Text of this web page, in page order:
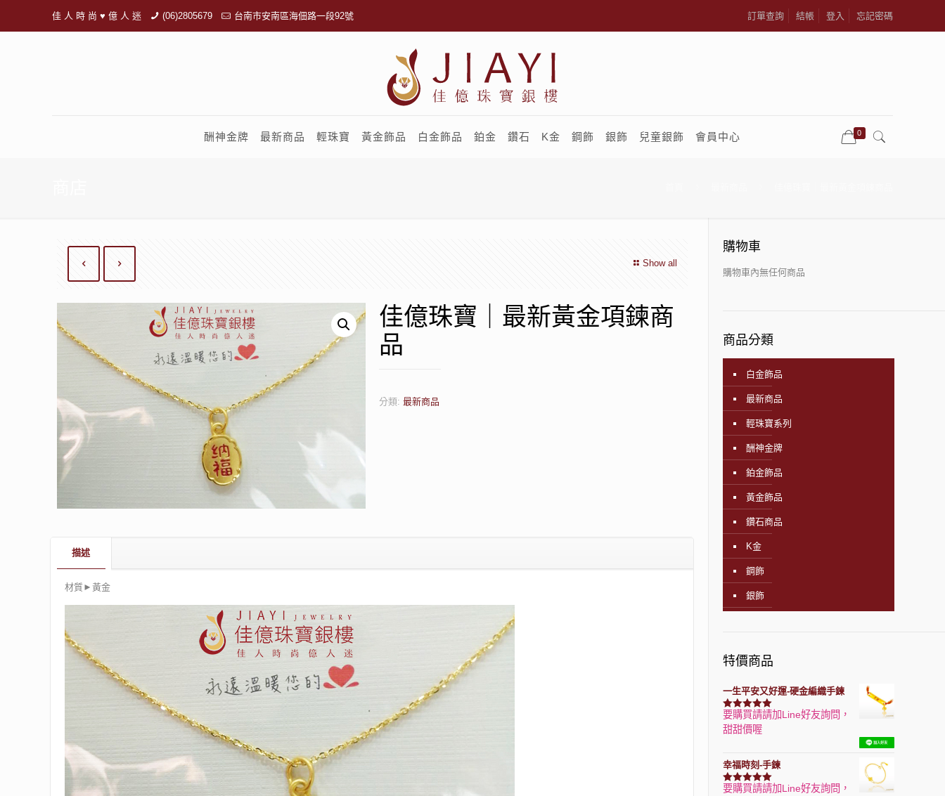
佳 人 時 尚 ♥ 億 人 迷 (06)2805679 台南市安南區海佃路一段92號 訂單查詢 結帳 登入 忘記密碼
酬神金牌 最新商品 輕珠寶 黃金飾品 白金飾品 鉑金 鑽石 K金 鋼飾 銀飾 兒童銀飾 會員中心 0
Show all
佳億珠寶｜最新黃金項鍊商
品
分類: 最新商品
描述
材質►黃金
購物車
購物車內無任何商品
商品分類
白金飾品
最新商品
輕珠寶系列
酬神金牌
鉑金飾品
黃金飾品
鑽石商品
K金
鋼飾
銀飾
特價商品
一生平安又好運-硬金編織手鍊
評分7740滿分 5
要購買請請加Line好友詢問，
甜甜價喔
幸福時刻-手鍊
評分3150滿分 5
要購買請請加Line好友詢問，